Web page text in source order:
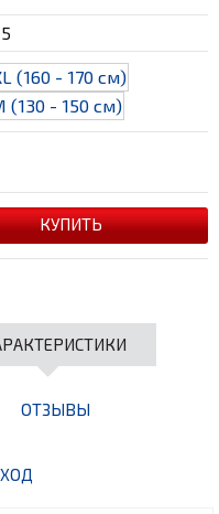
(160 - 170 см)
(130 - 150 см)
ОТЗЫВЫ